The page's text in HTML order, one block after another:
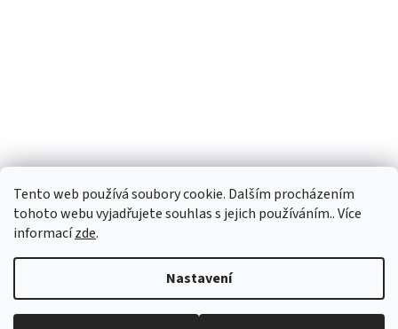
Tento web používá soubory cookie. Dalším procházením
tohoto webu vyjadřujete souhlas s jejich používáním.. Více
informacízde.
Nastavení
Copyright 2026PEGASPLUS. Všechna práva vyhrazena.Upravit